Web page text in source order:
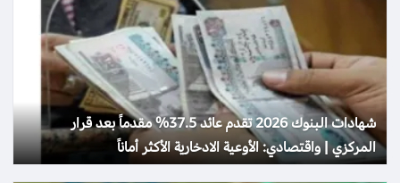
شهادات البنوك 2026 تقدم عائد 37.5% مقدماً بعد قرار
المركزي | واقتصادي: الأوعية الادخارية الأكثر أماناً